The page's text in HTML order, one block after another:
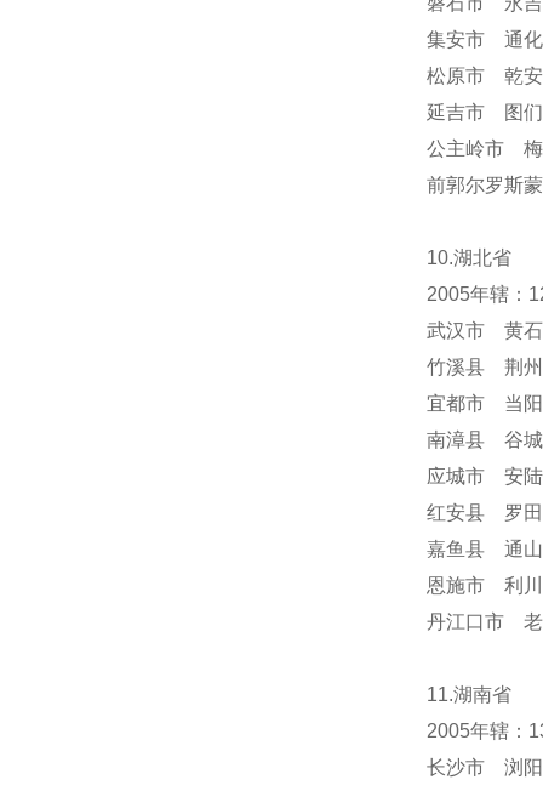
集安市 通
松原市 乾
延吉市 图
公主岭市
前郭尔罗斯
10.湖北省
2005年辖：
武汉市 黄
竹溪县 荆
宜都市 当
南漳县 谷
应城市 安
红安县 罗
嘉鱼县 通
恩施市 利
丹江口市
11.湖南省
2005年辖：
长沙市 浏